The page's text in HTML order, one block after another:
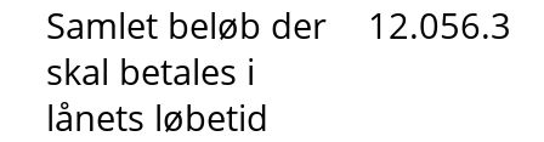
Samlet beløb der
skal betales i
lånets løbetid